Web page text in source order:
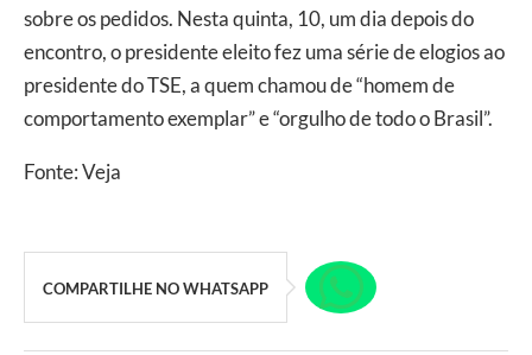
sobre os pedidos. Nesta quinta, 10, um dia depois do
encontro, o presidente eleito fez uma série de elogios ao
presidente do TSE, a quem chamou de “homem de
comportamento exemplar” e “orgulho de todo o Brasil”.
Fonte: Veja
COMPARTILHE NO WHATSAPP